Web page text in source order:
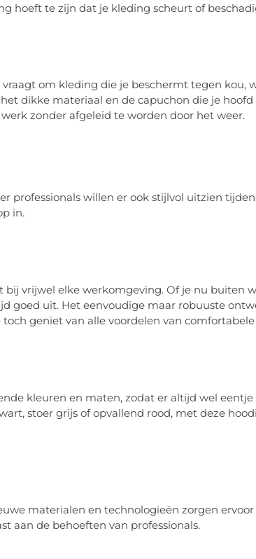
hoeft te zijn dat je kleding scheurt of
om kleding die je beschermt tegen kou,
dikke materiaal en de capuchon die je
zonder afgeleid te worden door het weer.
professionals willen er ook stijlvol uitzien
in.
bij vrijwel elke werkomgeving. Of je nu buiten
goed uit. Het eenvoudige maar robuuste
geniet van alle voordelen van
kleuren en maten, zodat er altijd wel
stoer grijs of opvallend rood, met deze
materialen en technologieën zorgen
aan de behoeften van professionals.